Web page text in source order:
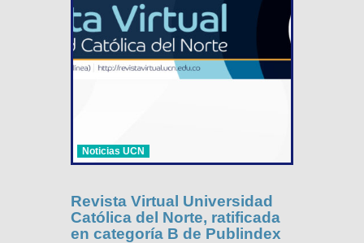
Noticias UCN
Revista Virtual Universidad
Católica del Norte, ratificada
en categoría B de Publindex